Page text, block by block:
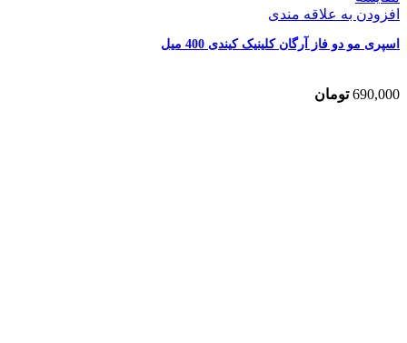
افزودن به علاقه مندی
اسپری مو دو فاز آرگان کلینیک کیندی 400 میل
690,000 تومان